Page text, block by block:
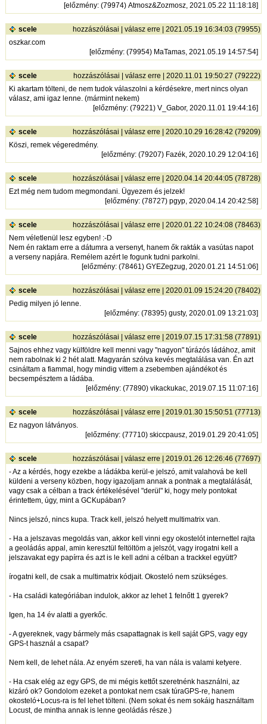
[előzmény: (79974) Atmosz&Zozmosz, 2021.05.22 11:18:18]
scele hozzászólásai |válasz erre | 2021.05.19 16:34:03 (79955)
oszkar.com
[előzmény: (79954) MaTamas, 2021.05.19 14:57:54]
scele hozzászólásai |válasz erre | 2020.11.01 19:50:27 (79222)
Ki akartam tölteni, de nem tudok válaszolni a kérdésekre, mert nincs olyan
válasz, ami igaz lenne. (mármint nekem)
[előzmény: (79221) V_Gabor, 2020.11.01 19:44:16]
scele hozzászólásai |válasz erre | 2020.10.29 16:28:42 (79209)
Köszi, remek végeredmény.
[előzmény: (79207) Fazék, 2020.10.29 12:04:16]
scele hozzászólásai |válasz erre | 2020.04.14 20:44:05 (78728)
Ezt még nem tudom megmondani. Ügyezem és jelzek!
[előzmény: (78727) pgyp, 2020.04.14 20:42:58]
scele hozzászólásai |válasz erre | 2020.01.22 10:24:08 (78463)
Nem véletlenül lesz egyben! :-D
Nem én raktam erre a dátumra a versenyt, hanem ők rakták a vasútas napot
a verseny napjára. Remélem azért le fogunk tudni parkolni.
[előzmény: (78461) GYEZegzug, 2020.01.21 14:51:06]
scele hozzászólásai |válasz erre | 2020.01.09 15:24:20 (78402)
Pedig milyen jó lenne.
[előzmény: (78395) gusty, 2020.01.09 13:21:03]
scele hozzászólásai |válasz erre | 2019.07.15 17:31:58 (77891)
Sajnos ehhez vagy külföldre kell menni vagy "nagyon" túrázós ládához, amit
nem rabolnak ki 2 hét alatt. Magyarán szólva kevés megtalálása van. Én azt
csináltam a fiammal, hogy mindig vittem a zsebemben ajándékot és
becsempésztem a ládába.
[előzmény: (77890) vikackukac, 2019.07.15 11:07:16]
scele hozzászólásai |válasz erre | 2019.01.30 15:50:51 (77713)
Ez nagyon látványos.
[előzmény: (77710) skiccpausz, 2019.01.29 20:41:05]
scele hozzászólásai |válasz erre | 2019.01.26 12:26:46 (77697)
- Az a kérdés, hogy ezekbe a ládákba kerül-e jelszó, amit valahová be kell
küldeni a verseny közben, hogy igazoljam annak a pontnak a megtalálását,
vagy csak a célban a track értékelésével "derül" ki, hogy mely pontokat
érintettem, úgy, mint a GCKupában?
Nincs jelszó, nincs kupa. Track kell, jelszó helyett multimatrix van.
- Ha a jelszavas megoldás van, akkor kell vinni egy okostelót internettel rajta
a geoládás appal, amin keresztül feltöltöm a jelszót, vagy irogatni kell a
jelszavakat egy papírra és azt is le kell adni a célban a trackkel együtt?
írogatni kell, de csak a multimatrix kódjait. Okosteló nem szükséges.
- Ha családi kategóriában indulok, akkor az lehet 1 felnőtt 1 gyerek?
Igen, ha 14 év alatti a gyerkőc.
- A gyereknek, vagy bármely más csapattagnak is kell saját GPS, vagy egy
GPS-t használ a csapat?
Nem kell, de lehet nála. Az enyém szereti, ha van nála is valami ketyere.
- Ha csak elég az egy GPS, de mi mégis kettőt szeretnénk használni, az
kizáró ok? Gondolom ezeket a pontokat nem csak túraGPS-re, hanem
okosteló+Locus-ra is fel lehet tölteni. (Nem sokat és nem sokáig használtam
Locust, de mintha annak is lenne geoládás része.)